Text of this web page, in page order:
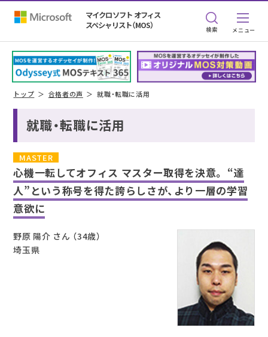
マイクロソフト オフィス
スペシャリスト（MOS）
検索
トップ 合格者の声 就職・転職に活用
就職・転職に活用
MASTER
心機一転してオフィス マスター取得を決意。 “達
人”という称号を得た誇らしさが、より一層の学習
意欲に
野原 陽介 さん （34歳）
埼玉県